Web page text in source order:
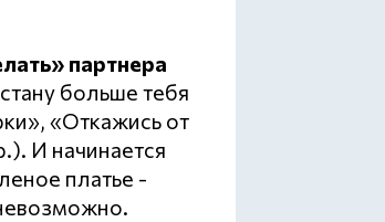
партнера
больше тебя
«Откажись от
И начинается
платье -